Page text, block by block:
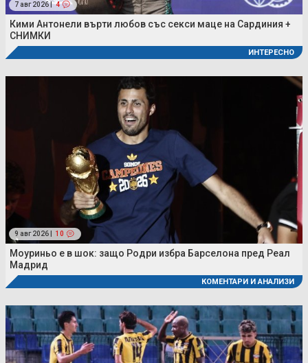
7 авг 2026 | 4
Кими Антонели върти любов със секси маце на Сардиния +
СНИМКИ
ИНТЕРЕСНО
9 авг 2026 | 10
Моуриньо е в шок: защо Родри избра Барселона пред Реал
Мадрид
КОМЕНТАРИ И АНАЛИЗИ